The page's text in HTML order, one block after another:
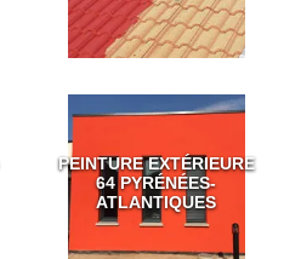
PEINTURE EXTÉRIEURE
64 PYRÉNÉES-
ATLANTIQUES